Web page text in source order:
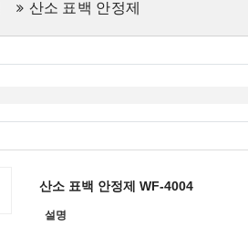
산소 표백 안정제
산소 표백 안정제 WF-4004
설명